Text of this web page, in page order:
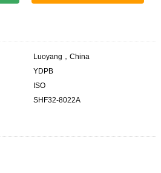
Luoyang，China
YDPB
ISO
SHF32-8022A